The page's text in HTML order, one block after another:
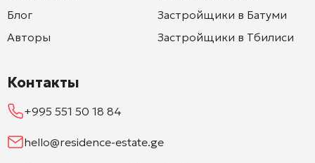
Блог
Авторы
Застройщики в Батуми
Застройщики в Тбилиси
Контакты
+995 551 50 18 84
hello@residence-estate.ge